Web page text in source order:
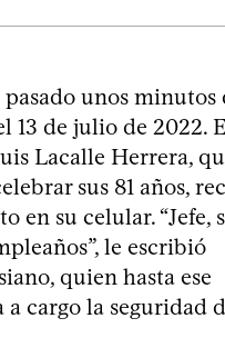
unos minutos
13 de julio de 2022.
Lacalle Herrera,
sus 81 años,
en su celular. “Jefe,
le escribió
quien hasta ese
cargo la seguridad